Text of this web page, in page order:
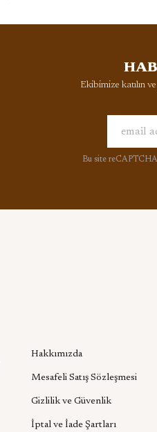
Ekibimize katılın
Bu site
Hakkımızda
Mesafeli Satış Sözleşmesi
Gizlilik ve Güvenlik
İptal ve İade Şartları